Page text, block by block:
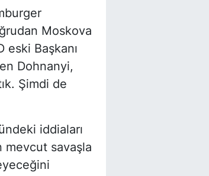
Moskova
eski Başkanı
Dohnanyi,
Şimdi de
iddiaları
mevcut savaşla